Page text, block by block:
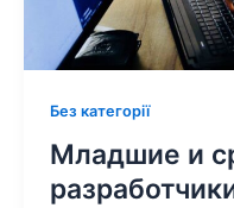
Без категорії
Младшие и